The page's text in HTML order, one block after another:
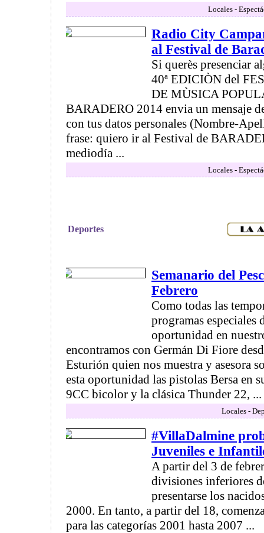
Locales -
Radio City
al Festival de
Si querès presenciar
40ª EDICIÒN del
DE MÙSICA
BARADERO 2014 envia un mensaje
con tus datos personales (Nombre-
frase: quiero ir al Festival de
mediodía ...
Locales -
Deportes
Semanario del
Febrero
Como todas las
programas especiales
oportunidad en
encontramos con Germán Di Fiore
Esturión quien nos muestra y asesora
esta oportunidad las pistolas Bersa en
9CC bicolor y la clásica Thunder 22, ...
Locales -
#VillaDalmine
Juveniles e
A partir del 3 de
divisiones inferiores
presentarse los
2000. En tanto, a partir del 18,
para las categorías 2001 hasta 2007 ...